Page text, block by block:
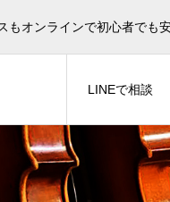
オンラインで初心者でも
LINEで相談
ヴァイオリン選びに